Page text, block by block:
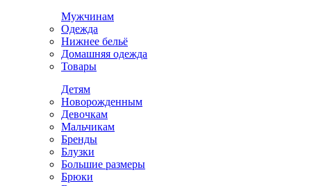
Мужчинам
Одежда
Нижнее бельё
Домашняя одежда
Товары
Детям
Новорожденным
Девочкам
Мальчикам
Бренды
Блузки
Большие размеры
Брюки